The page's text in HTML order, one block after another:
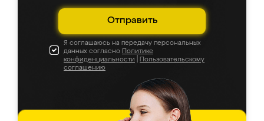
Отправить
Я соглашаюсь на передачу персональных
данных согласно Политике
конфиденциальности
Пользовательскому
соглашению